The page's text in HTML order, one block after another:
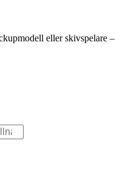
eller skivspelare –